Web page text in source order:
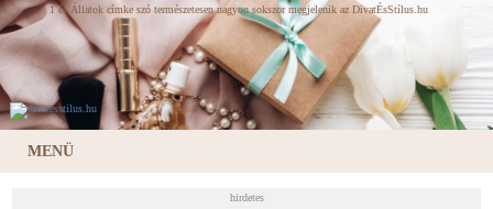
1 és Állatok címke szó természetesen nagyon sokszor megjelenik az DivatÉsStílus.hu
portálon, hiszen ez egy stílus és divat magazin. Öltözködési tanácsok alkatnak és
életkornak megfelelően. A szócikkek folyamatosan frissülnek, ezen szócikk frissülési
dátum
MENÜ
hirdetes